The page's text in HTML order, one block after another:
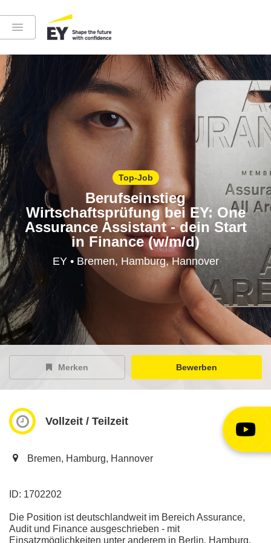
Instagram
LinkedIn
Höre in die EY-Welt rein
EY Careers Spotlight
der Karriere-Podcast
EY Joblight
Top-Job
Berufseinstieg
Wirtschaftsprüfung bei EY: One
Assurance Assistant - dein Start
in Finance (w/m/d)
EY • Bremen, Hamburg, Hannover
Merken Bewerben
Vollzeit / Teilzeit
Bremen, Hamburg, Hannover
ID: 1702202
Die Position ist deutschlandweit im Bereich Assurance,
Audit und Finance ausgeschrieben - mit
Einsatzmöglichkeiten unter anderem in Berlin, Hamburg,